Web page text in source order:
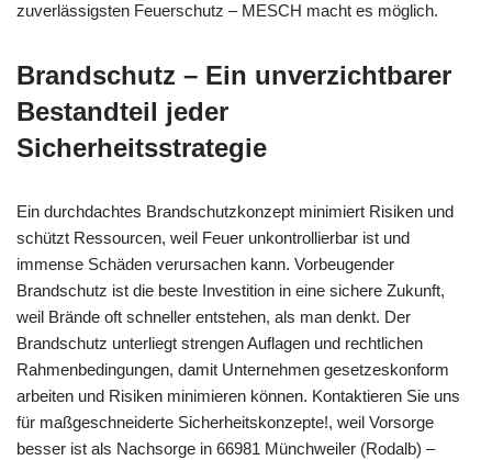
zuverlässigsten Feuerschutz – MESCH macht es möglich.
Brandschutz – Ein unverzichtbarer
Bestandteil jeder
Sicherheitsstrategie
Ein durchdachtes Brandschutzkonzept minimiert Risiken und
schützt Ressourcen, weil Feuer unkontrollierbar ist und
immense Schäden verursachen kann. Vorbeugender
Brandschutz ist die beste Investition in eine sichere Zukunft,
weil Brände oft schneller entstehen, als man denkt. Der
Brandschutz unterliegt strengen Auflagen und rechtlichen
Rahmenbedingungen, damit Unternehmen gesetzeskonform
arbeiten und Risiken minimieren können. Kontaktieren Sie uns
für maßgeschneiderte Sicherheitskonzepte!, weil Vorsorge
besser ist als Nachsorge in 66981 Münchweiler (Rodalb) –